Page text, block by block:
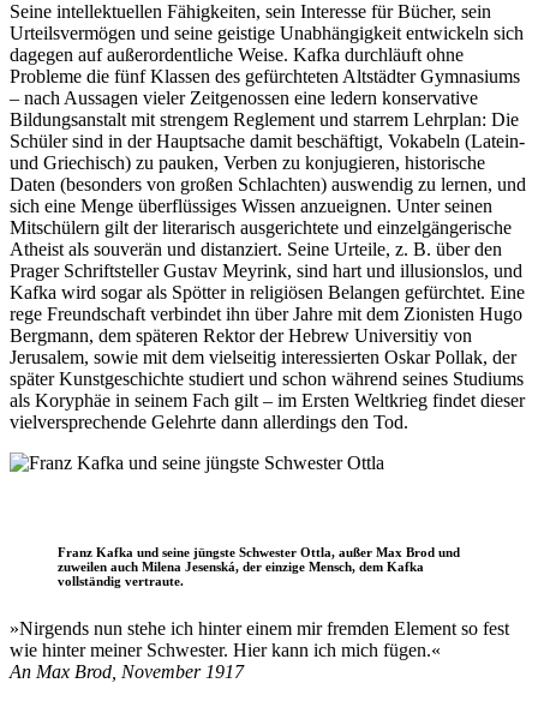
Seine intellektuellen Fähigkeiten, sein Interesse für Bücher, sein
Urteilsvermögen und seine geistige Unabhängigkeit entwickeln sich
dagegen auf außerordentliche Weise. Kafka durchläuft ohne
Probleme die fünf Klassen des gefürchteten Altstädter Gymnasiums
– nach Aussagen vieler Zeitgenossen eine ledern konservative
Bildungsanstalt mit strengem Reglement und starrem Lehrplan: Die
Schüler sind in der Hauptsache damit beschäftigt, Vokabeln (Latein-
und Griechisch) zu pauken, Verben zu konjugieren, historische
Daten (besonders von großen Schlachten) auswendig zu lernen, und
sich eine Menge überflüssiges Wissen anzueignen. Unter seinen
Mitschülern gilt der literarisch ausgerichtete und einzelgängerische
Atheist als souverän und distanziert. Seine Urteile, z. B. über den
Prager Schriftsteller Gustav Meyrink, sind hart und illusionslos, und
Kafka wird sogar als Spötter in religiösen Belangen gefürchtet. Eine
rege Freundschaft verbindet ihn über Jahre mit dem Zionisten Hugo
Bergmann, dem späteren Rektor der Hebrew Universitiy von
Jerusalem, sowie mit dem vielseitig interessierten Oskar Pollak, der
später Kunstgeschichte studiert und schon während seines Studiums
als Koryphäe in seinem Fach gilt – im Ersten Weltkrieg findet dieser
vielversprechende Gelehrte dann allerdings den Tod.
Franz Kafka und seine jüngste Schwester Ottla, außer Max Brod und
zuweilen auch Milena Jesenská, der einzige Mensch, dem Kafka
vollständig vertraute.
»Nirgends nun stehe ich hinter einem mir fremden Element so fest
wie hinter meiner Schwester. Hier kann ich mich fügen.«
An Max Brod, November 1917